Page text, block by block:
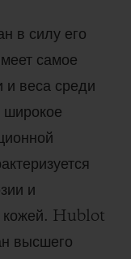
в силу его
самое
и веса среди
широкое
и
кожей. Hublot
высшего